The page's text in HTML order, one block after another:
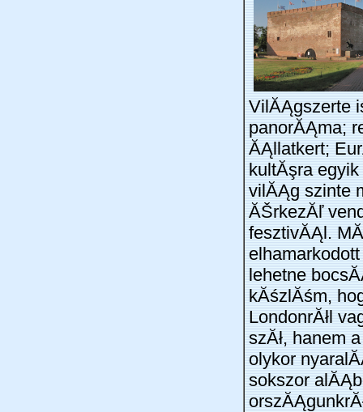
VilĂĄgszerte
panorĂĄma;
ĂĄllatkert;
kultĂşra
vilĂĄg szinte
ĂŠrkezĂľ
fesztivĂĄl.
lehetne
kĂśzlĂśm,
LondonrĂłl
szĂł, hanem
olykor
sokszor